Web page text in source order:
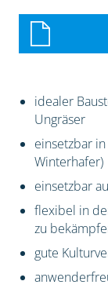
idealer
Ungräser
einsetzbar
Winterhafer)
einsetzbar
flexibel in
zu
gute